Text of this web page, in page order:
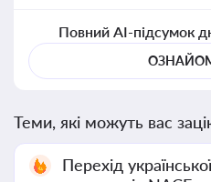
Повний AI-підсумок
Теми, які можуть вас
Перехід